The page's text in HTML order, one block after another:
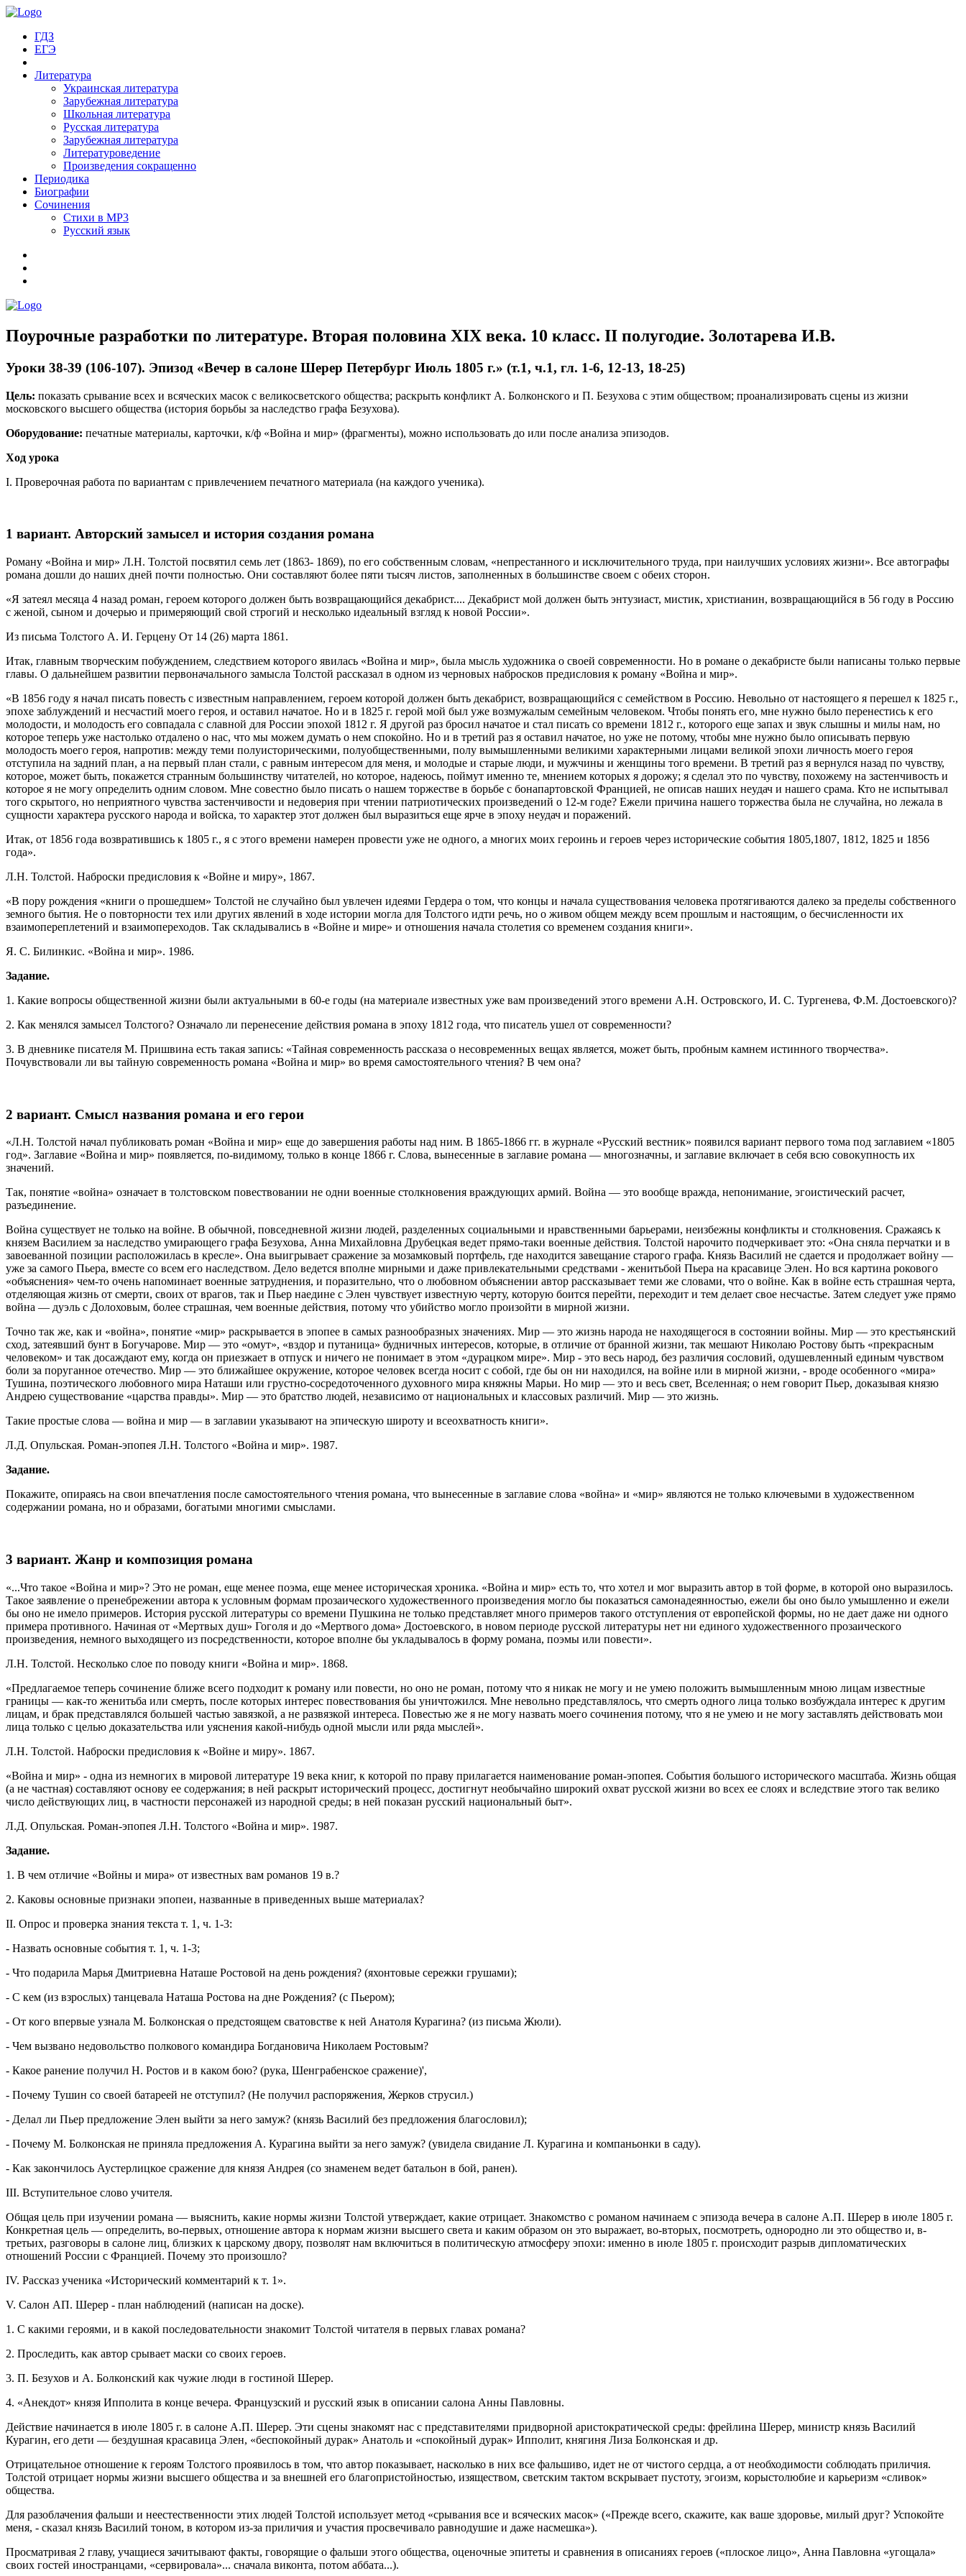
ГДЗ
ЕГЭ
Литература
Украинская литература
Зарубежная литература
Школьная литература
Русская литература
Зарубежная литература
Литературоведение
Произведения сокращенно
Периодика
Биографии
Сочинения
Стихи в MP3
Русский язык
Поурочные разработки по литературе. Вторая половина ХIХ века. 10 класс. II полугодие. Золотарева И.В.
Уроки 38-39 (106-107). Эпизод «Вечер в салоне Шерер Петербург Июль 1805 г.» (т.1, ч.1, гл. 1-6, 12-13, 18-25)
Цель: показать срывание всех и всяческих масок с великосветского общества; раскрыть конфликт А. Болконского и П. Безухова с этим обществом; проанализировать сцены из жизни
московского высшего общества (история борьбы за наследство графа Безухова).
Оборудование: печатные материалы, карточки, к/ф «Война и мир» (фрагменты), можно использовать до или после анализа эпизодов.
Ход урока
I. Проверочная работа по вариантам с привлечением печатного материала (на каждого ученика).
1 вариант. Авторский замысел и история создания романа
Роману «Война и мир» Л.Н. Толстой посвятил семь лет (1863- 1869), по его собственным словам, «непрестанного и исключительного труда, при наилучших условиях жизни». Все автографы
романа дошли до наших дней почти полностью. Они составляют более пяти тысяч листов, заполненных в большинстве своем с обеих сторон.
«Я затеял месяца 4 назад роман, героем которого должен быть возвращающийся декабрист.... Декабрист мой должен быть энтузиаст, мистик, христианин, возвращающийся в 56 году в Россию
с женой, сыном и дочерью и примеряющий свой строгий и несколько идеальный взгляд к новой России».
Из письма Толстого А. И. Герцену От 14 (26) марта 1861.
Итак, главным творческим побуждением, следствием которого явилась «Война и мир», была мысль художника о своей современности. Но в романе о декабристе были написаны только первые
главы. О дальнейшем развитии первоначального замысла Толстой рассказал в одном из черновых набросков предисловия к роману «Война и мир».
«В 1856 году я начал писать повесть с известным направлением, героем которой должен быть декабрист, возвращающийся с семейством в Россию. Невольно от настоящего я перешел к 1825 г.,
эпохе заблуждений и несчастий моего героя, и оставил начатое. Но и в 1825 г. герой мой был уже возмужалым семейным человеком. Чтобы понять его, мне нужно было перенестись к его
молодости, и молодость его совпадала с славной для России эпохой 1812 г. Я другой раз бросил начатое и стал писать со времени 1812 г., которого еще запах и звук слышны и милы нам, но
которое теперь уже настолько отдалено о нас, что мы можем думать о нем спокойно. Но и в третий раз я оставил начатое, но уже не потому, чтобы мне нужно было описывать первую
молодость моего героя, напротив: между теми полуисторическими, полуобщественными, полу вымышленными великими характерными лицами великой эпохи личность моего героя
отступила на задний план, а на первый план стали, с равным интересом для меня, и молодые и старые люди, и мужчины и женщины того времени. В третий раз я вернулся назад по чувству,
которое, может быть, покажется странным большинству читателей, но которое, надеюсь, поймут именно те, мнением которых я дорожу; я сделал это по чувству, похожему на застенчивость и
которое я не могу определить одним словом. Мне совестно было писать о нашем торжестве в борьбе с бонапартовской Францией, не описав наших неудач и нашего срама. Кто не испытывал
того скрытого, но неприятного чувства застенчивости и недоверия при чтении патриотических произведений о 12-м годе? Ежели причина нашего торжества была не случайна, но лежала в
сущности характера русского народа и войска, то характер этот должен был выразиться еще ярче в эпоху неудач и поражений.
Итак, от 1856 года возвратившись к 1805 г., я с этого времени намерен провести уже не одного, а многих моих героинь и героев через исторические события 1805,1807, 1812, 1825 и 1856
года».
Л.Н. Толстой. Наброски предисловия к «Войне и миру», 1867.
«В пору рождения «книги о прошедшем» Толстой не случайно был увлечен идеями Гердера о том, что концы и начала существования человека протягиваются далеко за пределы собственного
земного бытия. Не о повторности тех или других явлений в ходе истории могла для Толстого идти речь, но о живом общем между всем прошлым и настоящим, о бесчисленности их
взаимопереплетений и взаимопереходов. Так складывались в «Войне и мире» и отношения начала столетия со временем создания книги».
Я. С. Билинкис. «Война и мир». 1986.
Задание.
1. Какие вопросы общественной жизни были актуальными в 60-е годы (на материале известных уже вам произведений этого времени А.Н. Островского, И. С. Тургенева, Ф.М. Достоевского)?
2. Как менялся замысел Толстого? Означало ли перенесение действия романа в эпоху 1812 года, что писатель ушел от современности?
3. В дневнике писателя М. Пришвина есть такая запись: «Тайная современность рассказа о несовременных вещах является, может быть, пробным камнем истинного творчества».
Почувствовали ли вы тайную современность романа «Война и мир» во время самостоятельного чтения? В чем она?
2 вариант. Смысл названия романа и его герои
«Л.Н. Толстой начал публиковать роман «Война и мир» еще до завершения работы над ним. В 1865-1866 гг. в журнале «Русский вестник» появился вариант первого тома под заглавием «1805
год». Заглавие «Война и мир» появляется, по-видимому, только в конце 1866 г. Слова, вынесенные в заглавие романа — многозначны, и заглавие включает в себя всю совокупность их
значений.
Так, понятие «война» означает в толстовском повествовании не одни военные столкновения враждующих армий. Война — это вообще вражда, непонимание, эгоистический расчет,
разъединение.
Война существует не только на войне. В обычной, повседневной жизни людей, разделенных социальными и нравственными барьерами, неизбежны конфликты и столкновения. Сражаясь к
князем Василием за наследство умирающего графа Безухова, Анна Михайловна Друбецкая ведет прямо-таки военные действия. Толстой нарочито подчеркивает это: «Она сняла перчатки и в
завоеванной позиции расположилась в кресле». Она выигрывает сражение за мозамковый портфель, где находится завещание старого графа. Князь Василий не сдается и продолжает войну —
уже за самого Пьера, вместе со всем его наследством. Дело ведется вполне мирными и даже привлекательными средствами - женитьбой Пьера на красавице Элен. Но вся картина рокового
«объяснения» чем-то очень напоминает военные затруднения, и поразительно, что о любовном объяснении автор рассказывает теми же словами, что о войне. Как в войне есть страшная черта,
отделяющая жизнь от смерти, своих от врагов, так и Пьер наедине с Элен чувствует известную черту, которую боится перейти, переходит и тем делает свое несчастье. Затем следует уже прямо
война — дуэль с Долоховым, более страшная, чем военные действия, потому что убийство могло произойти в мирной жизни.
Точно так же, как и «война», понятие «мир» раскрывается в эпопее в самых разнообразных значениях. Мир — это жизнь народа не находящегося в состоянии войны. Мир — это крестьянский
сход, затеявший бунт в Богучарове. Мир — это «омут», «вздор и путаница» будничных интересов, которые, в отличие от бранной жизни, так мешают Николаю Ростову быть «прекрасным
человеком» и так досаждают ему, когда он приезжает в отпуск и ничего не понимает в этом «дурацком мире». Мир - это весь народ, без различия сословий, одушевленный единым чувством
боли за поруганное отечество. Мир — это ближайшее окружение, которое человек всегда носит с собой, где бы он ни находился, на войне или в мирной жизни, - вроде особенного «мира»
Тушина, поэтического любовного мира Наташи или грустно-сосредоточенного духовного мира княжны Марьи. Но мир — это и весь свет, Вселенная; о нем говорит Пьер, доказывая князю
Андрею существование «царства правды». Мир — это братство людей, независимо от национальных и классовых различий. Мир — это жизнь.
Такие простые слова — война и мир — в заглавии указывают на эпическую широту и всеохватность книги».
Л.Д. Опульская. Роман-эпопея Л.Н. Толстого «Война и мир». 1987.
Задание.
Покажите, опираясь на свои впечатления после самостоятельного чтения романа, что вынесенные в заглавие слова «война» и «мир» являются не только ключевыми в художественном
содержании романа, но и образами, богатыми многими смыслами.
3 вариант. Жанр и композиция романа
«...Что такое «Война и мир»? Это не роман, еще менее поэма, еще менее историческая хроника. «Война и мир» есть то, что хотел и мог выразить автор в той форме, в которой оно выразилось.
Такое заявление о пренебрежении автора к условным формам прозаического художественного произведения могло бы показаться самонадеянностью, ежели бы оно было умышленно и ежели
бы оно не имело примеров. История русской литературы со времени Пушкина не только представляет много примеров такого отступления от европейской формы, но не дает даже ни одного
примера противного. Начиная от «Мертвых душ» Гоголя и до «Мертвого дома» Достоевского, в новом периоде русской литературы нет ни единого художественного прозаического
произведения, немного выходящего из посредственности, которое вполне бы укладывалось в форму романа, поэмы или повести».
Л.Н. Толстой. Несколько слое по поводу книги «Война и мир». 1868.
«Предлагаемое теперь сочинение ближе всего подходит к роману или повести, но оно не роман, потому что я никак не могу и не умею положить вымышленным мною лицам известные
границы — как-то женитьба или смерть, после которых интерес повествования бы уничтожился. Мне невольно представлялось, что смерть одного лица только возбуждала интерес к другим
лицам, и брак представлялся большей частью завязкой, а не развязкой интереса. Повестью же я не могу назвать моего сочинения потому, что я не умею и не могу заставлять действовать мои
лица только с целью доказательства или уяснения какой-нибудь одной мысли или ряда мыслей».
Л.Н. Толстой. Наброски предисловия к «Войне и миру». 1867.
«Война и мир» - одна из немногих в мировой литературе 19 века книг, к которой по праву прилагается наименование роман-эпопея. События большого исторического масштаба. Жизнь общая
(а не частная) составляют основу ее содержания; в ней раскрыт исторический процесс, достигнут необычайно широкий охват русской жизни во всех ее слоях и вследствие этого так велико
число действующих лиц, в частности персонажей из народной среды; в ней показан русский национальный быт».
Л.Д. Опульская. Роман-эпопея Л.Н. Толстого «Война и мир». 1987.
Задание.
1. В чем отличие «Войны и мира» от известных вам романов 19 в.?
2. Каковы основные признаки эпопеи, названные в приведенных выше материалах?
II. Опрос и проверка знания текста т. 1, ч. 1-3:
- Назвать основные события т. 1, ч. 1-3;
- Что подарила Марья Дмитриевна Наташе Ростовой на день рождения? (яхонтовые сережки грушами);
- С кем (из взрослых) танцевала Наташа Ростова на дне Рождения? (с Пьером);
- От кого впервые узнала М. Болконская о предстоящем сватовстве к ней Анатоля Курагина? (из письма Жюли).
- Чем вызвано недовольство полкового командира Богдановича Николаем Ростовым?
- Какое ранение получил Н. Ростов и в каком бою? (рука, Шенграбенское сражение)',
- Почему Тушин со своей батареей не отступил? (Не получил распоряжения, Жерков струсил.)
- Делал ли Пьер предложение Элен выйти за него замуж? (князь Василий без предложения благословил);
- Почему М. Болконская не приняла предложения А. Курагина выйти за него замуж? (увидела свидание Л. Курагина и компаньонки в саду).
- Как закончилось Аустерлицкое сражение для князя Андрея (со знаменем ведет батальон в бой, ранен).
III. Вступительное слово учителя.
Общая цель при изучении романа — выяснить, какие нормы жизни Толстой утверждает, какие отрицает. Знакомство с романом начинаем с эпизода вечера в салоне А.П. Шерер в июле 1805 г.
Конкретная цель — определить, во-первых, отношение автора к нормам жизни высшего света и каким образом он это выражает, во-вторых, посмотреть, однородно ли это общество и, в-
третьих, разговоры в салоне лиц, близких к царскому двору, позволят нам включиться в политическую атмосферу эпохи: именно в июле 1805 г. происходит разрыв дипломатических
отношений России с Францией. Почему это произошло?
IV. Рассказ ученика «Исторический комментарий к т. 1».
V. Салон АП. Шерер - план наблюдений (написан на доске).
1. С какими героями, и в какой последовательности знакомит Толстой читателя в первых главах романа?
2. Проследить, как автор срывает маски со своих героев.
3. П. Безухов и А. Болконский как чужие люди в гостиной Шерер.
4. «Анекдот» князя Ипполита в конце вечера. Французский и русский язык в описании салона Анны Павловны.
Действие начинается в июле 1805 г. в салоне А.П. Шерер. Эти сцены знакомят нас с представителями придворной аристократической среды: фрейлина Шерер, министр князь Василий
Курагин, его дети — бездушная красавица Элен, «беспокойный дурак» Анатоль и «спокойный дурак» Ипполит, княгиня Лиза Болконская и др.
Отрицательное отношение к героям Толстого проявилось в том, что автор показывает, насколько в них все фальшиво, идет не от чистого сердца, а от необходимости соблюдать приличия.
Толстой отрицает нормы жизни высшего общества и за внешней его благопристойностью, изяществом, светским тактом вскрывает пустоту, эгоизм, корыстолюбие и карьеризм «сливок»
общества.
Для разоблачения фальши и неестественности этих людей Толстой использует метод «срывания все и всяческих масок» («Прежде всего, скажите, как ваше здоровье, милый друг? Успокойте
меня, - сказал князь Василий тоном, в котором из-за приличия и участия просвечивало равнодушие и даже насмешка»).
Просматривая 2 главу, учащиеся зачитывают факты, говорящие о фальши этого общества, оценочные эпитеты и сравнения в описаниях героев («плоское лицо», Анна Павловна «угощала»
своих гостей иностранцами, «сервировала»... сначала виконта, потом аббата...).